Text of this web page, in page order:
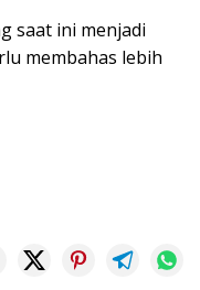
saat ini menjadi
membahas lebih